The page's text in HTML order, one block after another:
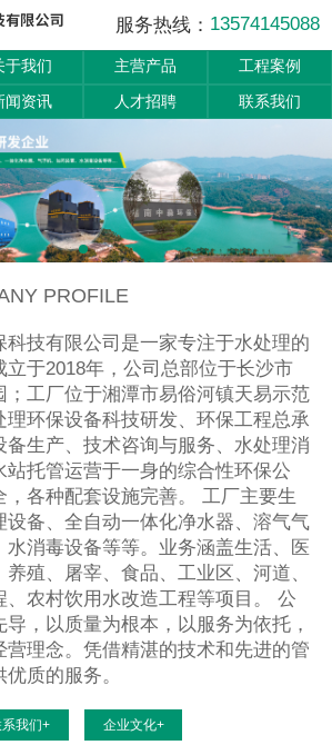
服务热线： 13574145088
于我们 主营产品
工程案例
闻资讯 人才招聘 联系我们
PROFILE
技有限公司是一家专注于水处理的
立于2018年，公司总部位于长沙市
；工厂位于湘潭市易俗河镇天易示范
理环保设备科技研发、环保工程总承
备生产、技术咨询与服务、水处理消
站托管运营于一身的综合性环保公
，各种配套设施完善。 工厂主要生
设备、全自动一体化净水器、溶气气
水消毒设备等等。业务涵盖生活、医
殖、屠宰、食品、工业区、河道、
、农村饮用水改造工程等项目。 公
，以质量为根本，以服务为依托，
营理念。凭借精湛的技术和先进的管
质的服务。
我们+ 企业文化+